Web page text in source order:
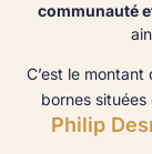
communauté
C’est le
bornes
Philip